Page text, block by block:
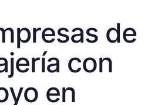
de
con
en